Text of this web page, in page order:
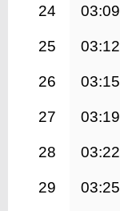
24 03:09
25 03:12
26 03:15
27 03:19
28 03:22
29 03:25